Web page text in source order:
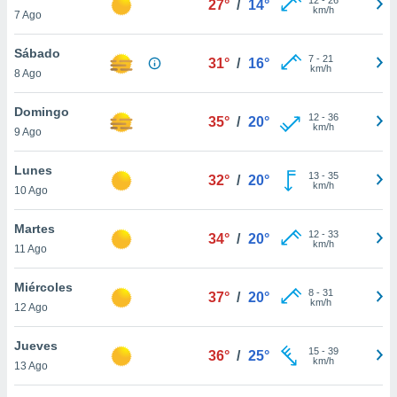
más
nuestra
y
de
disponible
cookies
aceptar
7 Ago
27° / 14°
km/h
Sábado
8 Ago
31° / 16° 7- 21
km/h
Domingo
9 Ago
35° / 20° 12- 36
km/h
Lunes
10 Ago
32° / 20° 13- 35
km/h
Martes
11 Ago
34° / 20° 12- 33
km/h
Miércoles
12 Ago
37° / 20° 8- 31
km/h
Jueves
13 Ago
36° / 25° 15- 39
km/h